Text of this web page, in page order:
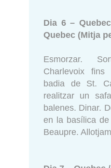
Dia 6 –
Quebec (Mitja
Esmorzar.
Charlevoix
badia de St.
realitzar un
balenes. Dinar.
en la basílica
Beaupre.